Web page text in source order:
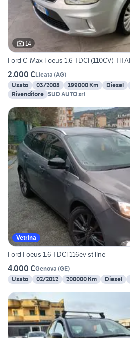
14
Ford C-Max Focus 1.6 TDCi (110CV)
2.000 €Licata (AG)
Usato
03/2008 199000 Km Diesel
Rivenditore SUD AUTO srl
Vetrina
Ford Focus 1.6 TDCi 116cv st line
4.000 €Genova (GE)
Usato
02/2012 200000 Km Diesel